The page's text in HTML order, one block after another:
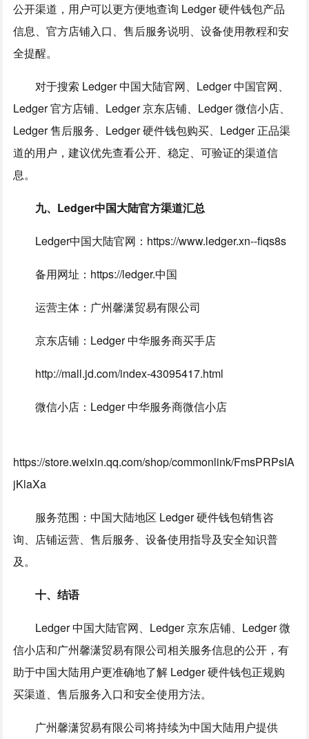
公开渠道，用户可以更方便地查询 Ledger 硬件钱包产品
信息、官方店铺入口、售后服务说明、设备使用教程和安
全提醒。
对于搜索 Ledger 中国大陆官网、Ledger 中国官网、
Ledger 官方店铺、Ledger 京东店铺、Ledger 微信小店、
Ledger 售后服务、Ledger 硬件钱包购买、Ledger 正品渠
道的用户，建议优先查看公开、稳定、可验证的渠道信
息。
九、Ledger中国大陆官方渠道汇总
Ledger中国大陆官网：https://www.ledger.xn--fiqs8s
备用网址：https://ledger.中国
运营主体：广州馨潇贸易有限公司
京东店铺：Ledger 中华服务商买手店
http://mall.jd.com/index-43095417.html
微信小店：Ledger 中华服务商微信小店
https://store.weixin.qq.com/shop/commonlink/FmsPRPsIA
jKlaXa
服务范围：中国大陆地区 Ledger 硬件钱包销售咨
询、店铺运营、售后服务、设备使用指导及安全知识普
及。
十、结语
Ledger 中国大陆官网、Ledger 京东店铺、Ledger 微
信小店和广州馨潇贸易有限公司相关服务信息的公开，有
助于中国大陆用户更准确地了解 Ledger 硬件钱包正规购
买渠道、售后服务入口和安全使用方法。
广州馨潇贸易有限公司将持续为中国大陆用户提供